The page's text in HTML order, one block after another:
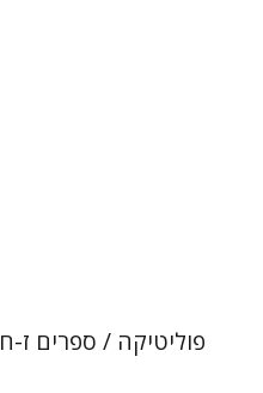
פוליטיקה / ספרים ז-ח